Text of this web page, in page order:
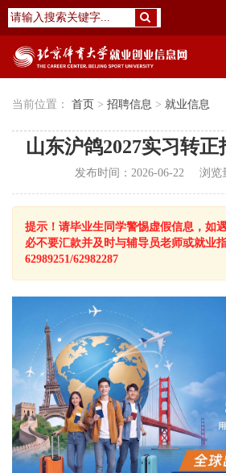
当前位置： 首页 > 招聘信息 > 就业信息
山东沪鸽2027实习转
发布时间：2026-06-22 浏览
提示！请毕业生同学警惕虚假信息，如
必不要汇款并及时与辅导员老师或就业
62989251/62982287